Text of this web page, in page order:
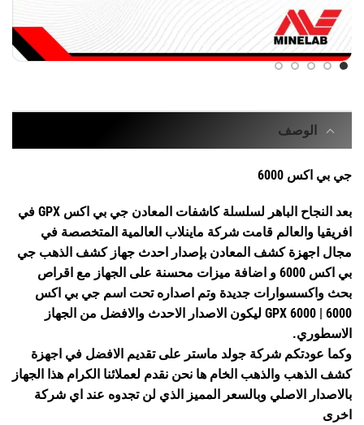
الوصف
جي بي اكس 6000
بعد النجاح الباهر لسلسلة كاشفات المعادن جي بي اكس GPX في
افريقيا والعالم قامت شركة ماينلاب العالمية المتخصصة في
مجال اجهزة كشف المعادن بإصدار احدث جهاز كشف الذهب جي
بي اكس 6000 و اضافة ميزات محسنة على الجهاز مع اقراص
بحث واكسسوارات جديدة وتم اصداره تحت اسم جي بي اكس
6000 | GPX 6000 ليكون الاصدار الاحدث والافضل من الجهاز
الاسطوري.
وكما عودتكم شركة جولد ماستر على تقديم الافضل في اجهزة
كشف الذهب والذهب الخام ها نحن نقدم لعملائنا الكرام هذا الجهاز
بالاصدار الاصلي وبالسعر المميز الذي لن تجدوه عند اي شركة
اخرى